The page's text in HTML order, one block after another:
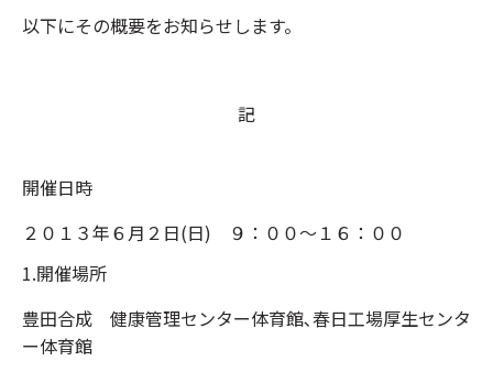
以下にその概要をお知らせします。
記
開催日時
２０１３年６月２日(日) ９：００～１６：００
1.開催場所
豊田合成 健康管理センター体育館､春日工場厚生センタ
ー体育館